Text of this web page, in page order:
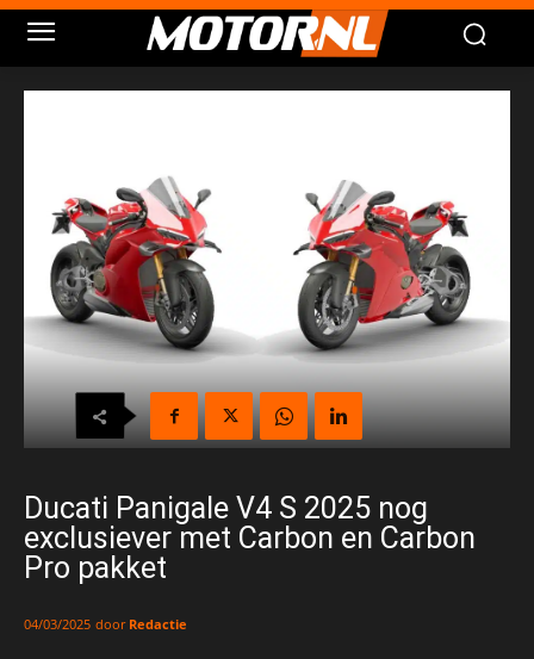
Ducati Panigale V4 S 2025 nog
exclusiever met Carbon en Carbon
Pro pakket
04/03/2025 door Redactie